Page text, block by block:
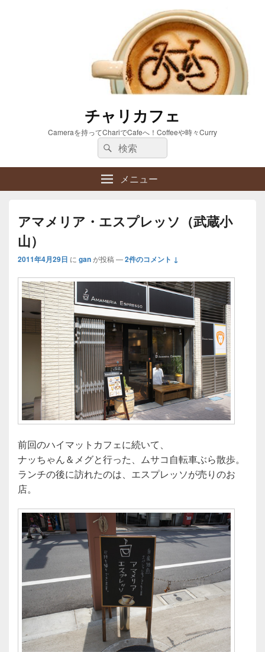
チャリカフェ
Cameraを持ってChariでCafeへ！Coffeeや時々Curry
検
索:
検
索
メニュー
アマメリア・エスプレッソ（武蔵小
山）
2011年4月29日 に ganが投稿 —2件のコメント ↓
前回のハイマットカフェに続いて、
ナッちゃん＆メグと行った、ムサコ自転車ぶら散歩。
ランチの後に訪れたのは、エスプレッソが売りのお
店。